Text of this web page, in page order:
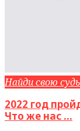
Найди свою
2022 год
Что же нас ...